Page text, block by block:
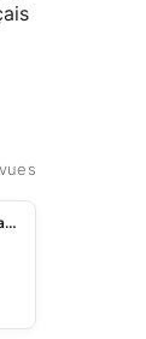
Patrick Bruel : son fils Léon Hesby se dit ravi de l’accueil des Français malgré l’affaire